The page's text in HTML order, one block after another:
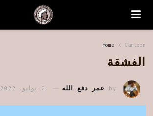
Home Cartoon
الفشقة
by عمر دفع الله 2 يوليو، 2022